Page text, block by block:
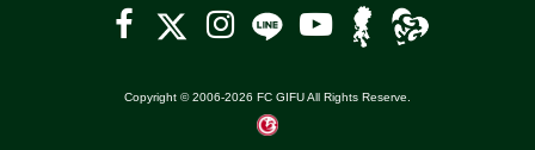
Copyright © 2006-2026 FC GIFU All Rights Reserve.